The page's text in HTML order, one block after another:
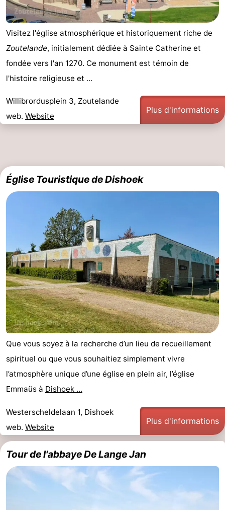
en
Duin
minutes
Plages
Voir
et
faire
Lieux
d'intérêt
-
Musées
-
Galeries
-
Églises
-
Phares
vue
Terrains
de
jeux
-
Aires
de
jeux
intérieures
-
Bowling
Centres
de
bien-
Villages
&
Nature
guidées
Sports
-
Piscines
-
Faire
-
Randonnée
Visitez l'église atmosphérique et historiquement riche de
Zoutelande, initialement dédiée à Sainte Catherine et
fondée vers l'an 1270. Ce monument est témoin de
l'histoire religieuse et ...
Willibrordusplein 3, Zoutelande
web. Website
Plus d'informations
Église Touristique de Dishoek
Que vous soyez à la recherche d’un lieu de recueillement
spirituel ou que vous souhaitiez simplement vivre
l’atmosphère unique d’une église en plein air, l’église
Emmaüs à Dishoek ...
Westerscheldelaan 1, Dishoek
web. Website
Plus d'informations
Tour de l'abbaye De Lange Jan